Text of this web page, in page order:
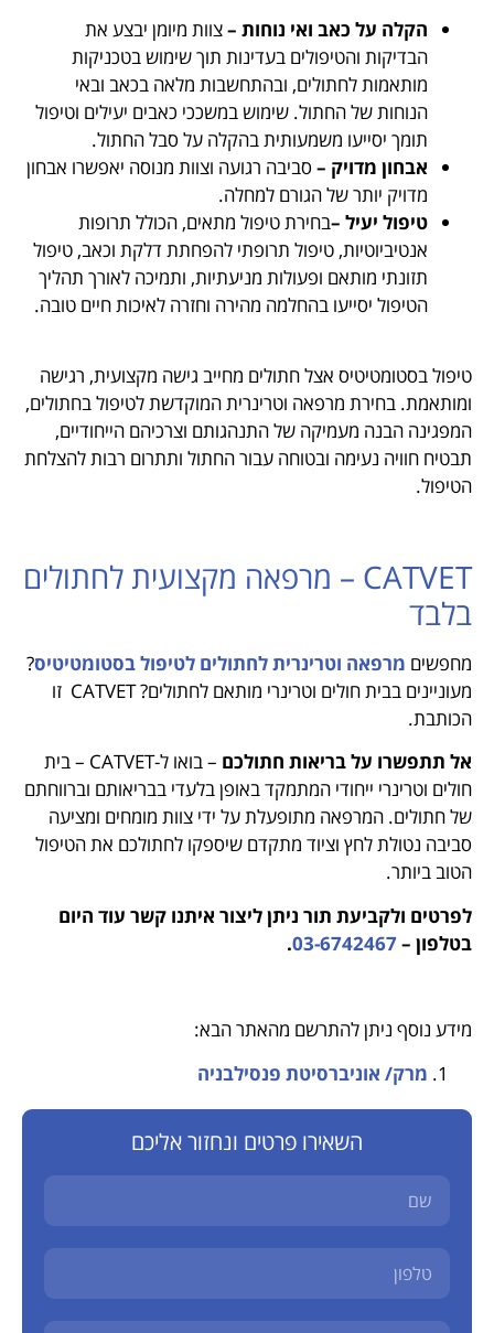
הקלה על כאב ואי נוחות –צוות מיומן יבצע את
הבדיקות והטיפולים בעדינות תוך שימוש בטכניקות
מותאמות לחתולים, ובהתחשבות מלאה בכאב ובאי
הנוחות של החתול. שימוש במשככי כאבים יעילים וטיפול
תומך יסייעו משמעותית בהקלה על סבל החתול.
אבחון מדויק – סביבה רגועה וצוות מנוסה יאפשרו אבחון
מדויק יותר של הגורם למחלה.
טיפול יעיל –בחירת טיפול מתאים, הכולל תרופות
אנטיביוטיות, טיפול תרופתי להפחתת דלקת וכאב, טיפול
תזונתי מותאם ופעולות מניעתיות, ותמיכה לאורך תהליך
הטיפול יסייעו בהחלמה מהירה וחזרה לאיכות חיים טובה.
טיפול בסטומטיטיס אצל חתולים מחייב גישה מקצועית, רגישה
ומותאמת. בחירת מרפאה וטרינרית המוקדשת לטיפול בחתולים,
המפגינה הבנה מעמיקה של התנהגותם וצרכיהם הייחודיים,
תבטיח חוויה נעימה ובטוחה עבור החתול ותתרום רבות להצלחת
הטיפול.
CATVET – מרפאה מקצועית לחתולים
בלבד
מחפשים מרפאה וטרינרית לחתולים לטיפול בסטומטיטיס?
מעוניינים בבית חולים וטרינרי מותאם לחתולים? CATVET זו
הכותבת.
אל תתפשרו על בריאות חתולכם
– בואו ל-CATVET – בית
חולים וטרינרי ייחודי המתמקד באופן בלעדי בבריאותם וברווחתם
של חתולים. המרפאה מתופעלת על ידי צוות מומחים ומציעה
סביבה נטולת לחץ וציוד מתקדם שיספקו לחתולכם את הטיפול
הטוב ביותר.
לפרטים ולקביעת תור ניתן ליצור איתנו קשר עוד היום
בטלפון –03-6742467
.
מידע נוסף ניתן להתרשם מהאתר הבא:
מרק/ אוניברסיטת פנסילבניה
השאירו פרטים ונחזור אליכם